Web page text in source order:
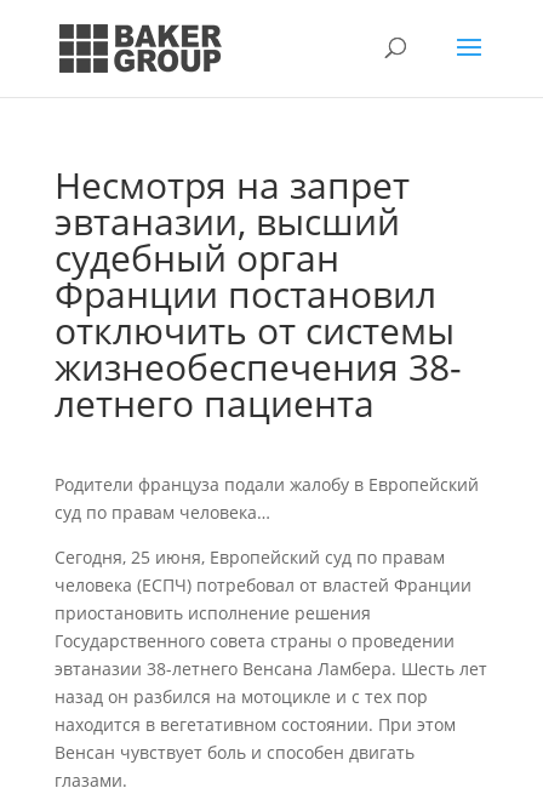
Несмотря на запрет
эвтаназии, высший
судебный орган
Франции постановил
отключить от системы
жизнеобеспечения 38-
летнего пациента
Родители француза подали жалобу в Европейский
суд по правам человека…
Сегодня, 25 июня, Европейский суд по правам
человека (ЕСПЧ) потребовал от властей Франции
приостановить исполнение решения
Государственного совета страны о проведении
эвтаназии 38-летнего Венсана Ламбера. Шесть лет
назад он разбился на мотоцикле и с тех пор
находится в вегетативном состоянии. При этом
Венсан чувствует боль и способен двигать
глазами.